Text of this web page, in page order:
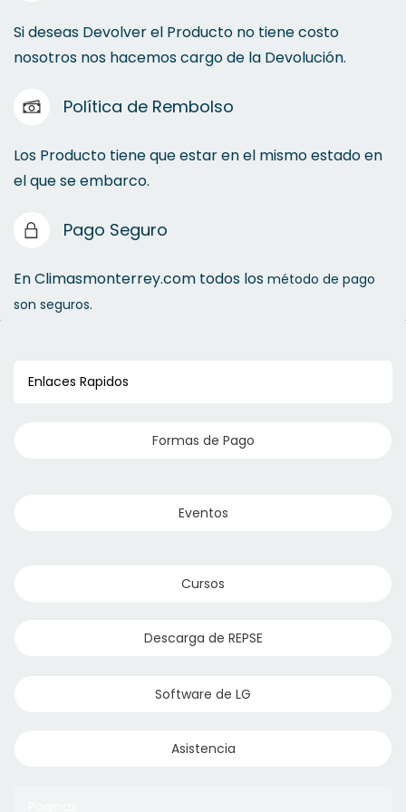
Si deseas Devolver el Producto no tiene costo
nosotros nos hacemos cargo de la Devolución.
Política de Rembolso
Los Producto tiene que estar en el mismo estado en
el que se embarco.
Pago Seguro
En Climasmonterrey.com todos los método de pago
son seguros.
Enlaces Rapidos
Formas de Pago
Eventos
Cursos
Descarga de REPSE
Software de LG
Asistencia